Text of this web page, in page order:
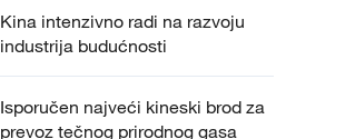
Kina intenzivno radi na razvoju
industrija budućnosti
Isporučen najveći kineski brod za
prevoz tečnog prirodnog gasa